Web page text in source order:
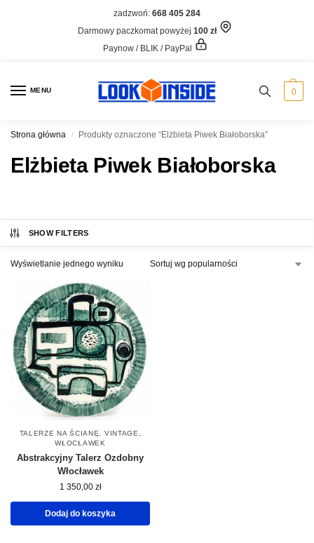
zadzwoń: 668 405 284
Darmowy paczkomat powyżej 100 zł
Paynow / BLIK / PayPal
MENU 0
Strona główna / Produkty oznaczone “Elżbieta Piwek Białoborska”
Elżbieta Piwek Białoborska
SHOW FILTERS
Wyświetlanie jednego wyniku
TALERZE NA ŚCIANĘ VINTAGE
WŁOCŁAWEK
Abstrakcyjny Talerz Ozdobny
Włocławek
1 350,00 zł
Dodaj do koszyka